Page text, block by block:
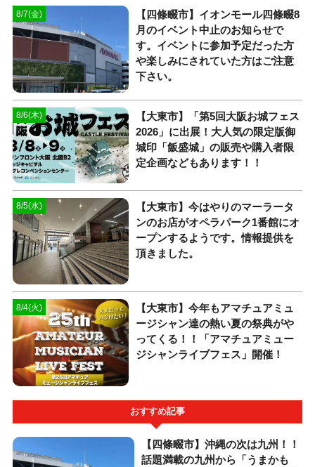
8/7(金)
【四條畷市】イオンモール四條畷8
月のイベント中止のお知らせで
す。イベントに参加予定だった方
や楽しみにされていた方はご注意
下さい。
8/6(木)
【大東市】「第5回大阪お城フェス
2026」に出展！大人気の限定版御
城印「飯盛城」の販売や購入者限
定企画などもあります！！
8/5(水)
【大東市】今はやりのマーラータ
ンのお店がオペラパーク1番館にオ
ープンするようです。情報提供を
頂きました。
8/4(火)
【大東市】今年もアマチュアミュ
ージシャン達の熱い夏の祭典がや
ってくる！！「アマチュアミュー
ジシャンライブフェス」開催！
おすすめ記事
【四條畷市】沖縄の次は九州！！
話題満載の九州から「うまかも